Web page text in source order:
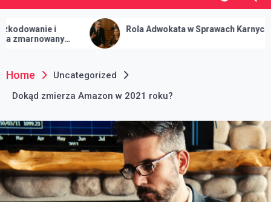
i
Rola Adwokata w Sprawach Karnych
Home
Uncategorized
Dokąd zmierza Amazon w 2021 roku?